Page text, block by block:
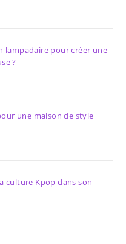
lampadaire pour créer une
?
une maison de style
culture Kpop dans son